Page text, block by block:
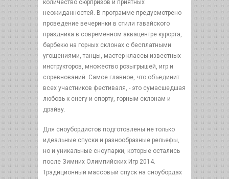
количество сюрпризов и приятных
неожиданностей. В программе предусмотрено
проведение вечеринки в стили гавайского
праздника в современном аквацентре курорта,
барбекю на горных склонах с бесплатными
угощениями, танцы, мастер-классы известных
инструкторов, множество розыгрышей, игр и
соревнований. Самое главное, что объединит
всех участников фестиваля, - это сумасшедшая
любовь к снегу и спорту, горным склонам и
драйву.
Для сноубордистов подготовлены не только
идеальные спуски и разнообразные рельефы,
но и уникальные сноупарки, которые остались
после Зимних Олимпийских Игр 2014.
Традиционный массовый спуск на сноубордах